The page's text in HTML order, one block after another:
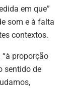
em que”
som e à falta
contextos.
“à proporção
sentido de